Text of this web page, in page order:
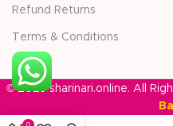
Refund Returns
Terms & Conditions
© 2025 sharinari.online. All